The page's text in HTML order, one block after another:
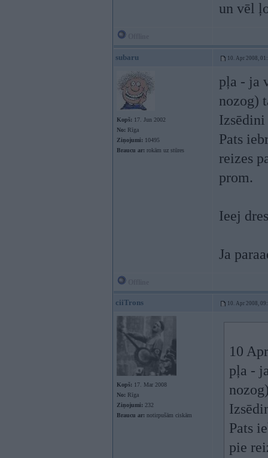
un vēl
subaru 10. Apr 2008,
Kopš: 17. Jun 2002
No: Rīga
Ziņojumi: 10495
Braucu ar: rokām uz stūres
pļa - ja
nozog)
Izsēdini
Pats
reizes
prom.
Ieej
Ja
ciiTrons 10. Apr 2008,
Kopš: 17. Mar 2008
No: Rīga
Ziņojumi: 232
Braucu ar: notirpušām ciskām
10
pļa -
Pats
pie